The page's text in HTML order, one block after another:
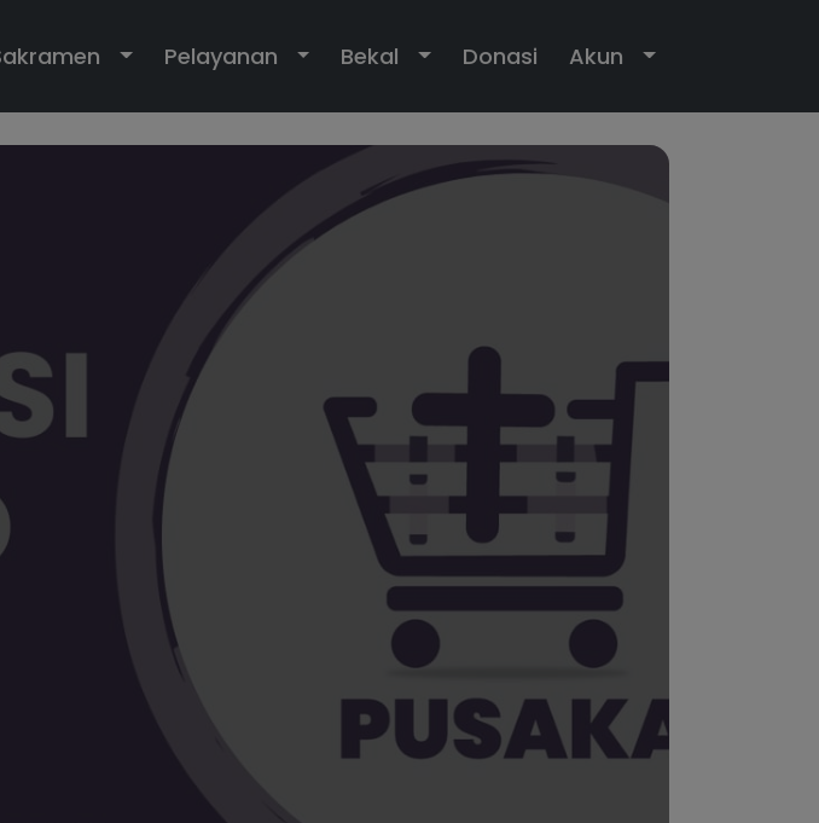
DropdownToggle DropdownToggle Dropdown
Pelayanan Toggle Dropdown
Bekal Donasi Toggle
Akun